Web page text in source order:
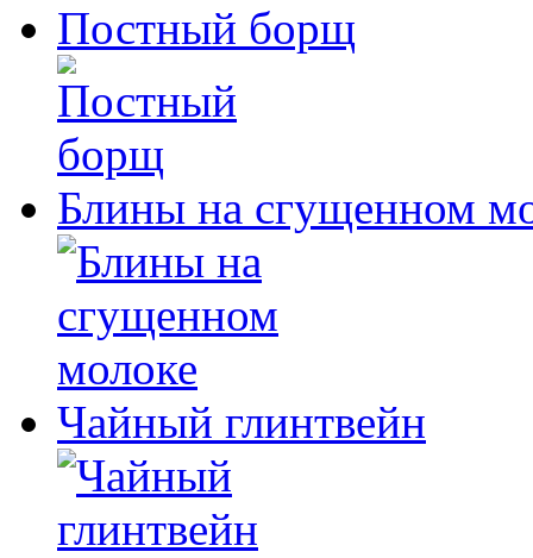
Постный борщ
Блины на сгущенном
Чайный глинтвейн